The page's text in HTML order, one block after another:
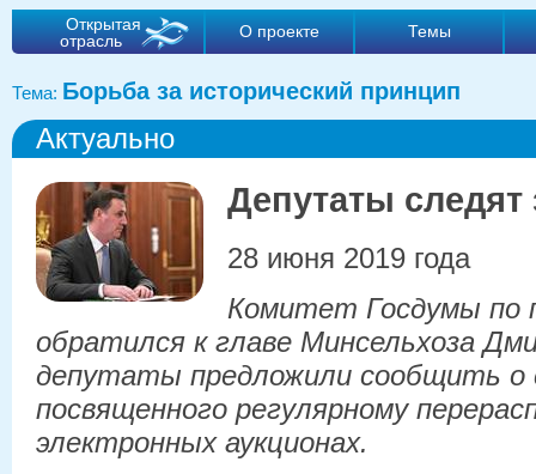
Открытая
отрасль
О проекте Темы
Тема: Борьба за исторический принцип
Актуально
Депутаты следят
28 июня 2019 года
Комитет Госдумы по
обратился к главе Минсельхоза
депутаты предложили сообщить о
посвященного регулярному
электронных аукционах.